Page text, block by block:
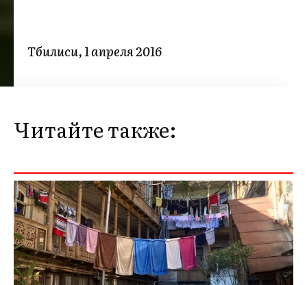
Тбилиси, 1 апреля 2016
Читайте также: